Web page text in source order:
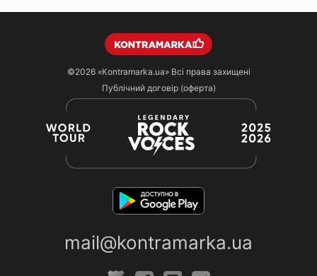
©2026 «Kontramarka.ua»Всі права захищені
Публічний договір (оферта)
mail@kontramarka.ua